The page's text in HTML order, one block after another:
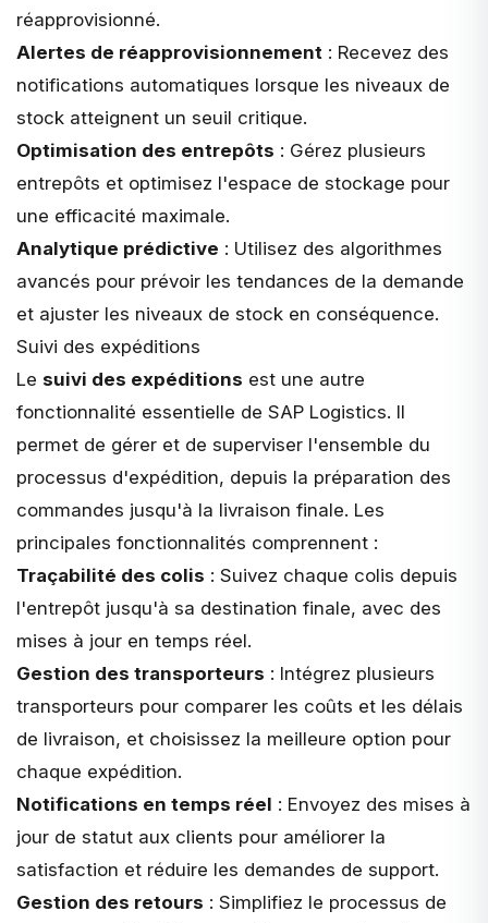
réapprovisionné.
Alertes de réapprovisionnement : Recevez des
notifications automatiques lorsque les niveaux de
stock atteignent un seuil critique.
Optimisation des entrepôts : Gérez plusieurs
entrepôts et optimisez l'espace de stockage pour
une efficacité maximale.
Analytique prédictive : Utilisez des algorithmes
avancés pour prévoir les tendances de la demande
et ajuster les niveaux de stock en conséquence.
Suivi des expéditions
Le suivi des expéditions est une autre
fonctionnalité essentielle de SAP Logistics. Il
permet de gérer et de superviser l'ensemble du
processus d'expédition, depuis la préparation des
commandes jusqu'à la livraison finale. Les
principales fonctionnalités comprennent :
Traçabilité des colis : Suivez chaque colis depuis
l'entrepôt jusqu'à sa destination finale, avec des
mises à jour en temps réel.
Gestion des transporteurs : Intégrez plusieurs
transporteurs pour comparer les coûts et les délais
de livraison, et choisissez la meilleure option pour
chaque expédition.
Notifications en temps réel : Envoyez des mises à
jour de statut aux clients pour améliorer la
satisfaction et réduire les demandes de support.
Gestion des retours : Simplifiez le processus de